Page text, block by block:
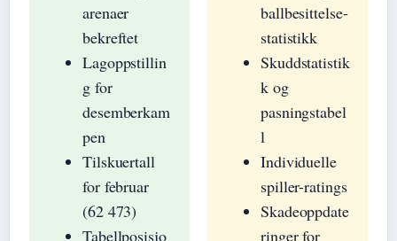
arenaer
bekreftet
Lagoppstillin
g for
desemberkam
pen
Tilskuertall
for februar
(62 473)
Tabellposisjo
ballbesittelse-
statistikk
Skuddstatistik
k og
pasningstabel
l
Individuelle
spiller-ratings
Skadeoppdate
ringer for